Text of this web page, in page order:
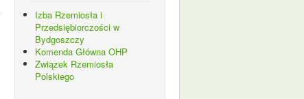
Izba Rzemiosła i
Przedsiębiorczości w
Bydgoszczy
Komenda Główna OHP
Związek Rzemiosła
Polskiego